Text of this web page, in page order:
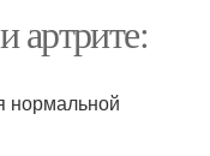
артрите:
нормальной